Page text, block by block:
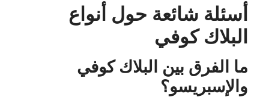
أسئلة شائعة حول أنواع
البلاك كوفي
ما الفرق بين البلاك كوفي
والإسبريسو؟